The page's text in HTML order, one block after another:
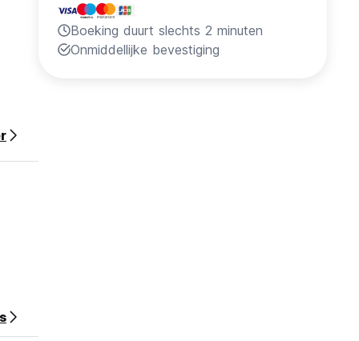
Boeking duurt slechts 2 minuten
Onmiddellijke bevestiging